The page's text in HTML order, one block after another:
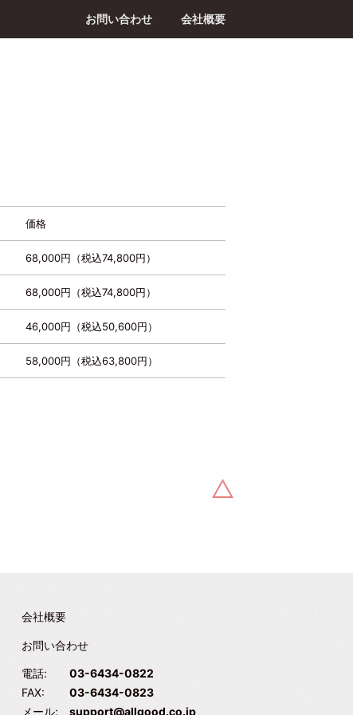
会社概要
お問い合わせ
価格
68,000円（税込74,800円）
68,000円（税込74,800円）
46,000円（税込50,600円）
58,000円（税込63,800円）
会社概要
お問い合わせ
電話:
03-6434-0822
FAX:
03-6434-0823
メール:
support@allgood.co.jp